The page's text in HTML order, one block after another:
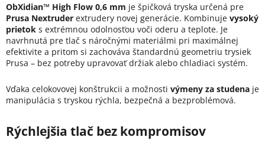
ObXidian™ High Flow 0,6 mm je špičková tryska určená pre
Prusa Nextruder extrudery novej generácie. Kombinuje vysoký
prietok s extrémnou odolnosťou voči oderu a teplote. Je
navrhnutá pre tlač s náročnými materiálmi pri maximálnej
efektivite a pritom si zachováva štandardnú geometriu trysiek
Prusa – bez potreby upravovať držiak alebo chladiaci systém.
Vďaka celokovovej konštrukcii a možnosti výmeny za studena je
manipulácia s tryskou rýchla, bezpečná a bezproblémová.
Rýchlejšia tlač bez kompromisov